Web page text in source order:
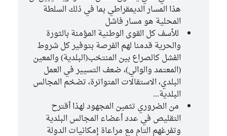
هذا المسار الديمقراطي بما في ذلك السلطة
المحلية هو مسار فاشل
للأسف كل القوى الوطنية المؤمنة بالثورة
والحرية قدمنا لهم الفرصة بتوفير كل شروط
الفشل كالصراع بين المنتخب(البلدية) والمعين
(المعتمد والوالي)، ضعف التسيير في العمل
البلدي، الاستقالات المتواترة، تضخم المجالس
البلدية...
من الضروري تثمين المجهود لهذا أقترح
التقليص في عدد أعضاء المجالس البلدية
وتفرغهم التام مع مراعاة إمكانيات الدولة